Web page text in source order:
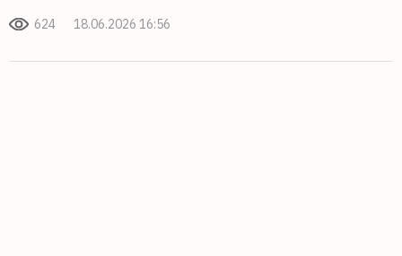
624 18.06.2026 16:56